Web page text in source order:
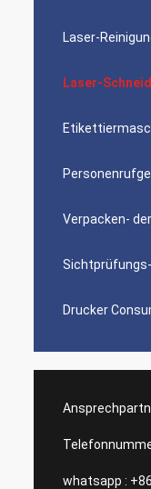
Laser-
Laser-
Verpacken-
Drucker
whatsapp :